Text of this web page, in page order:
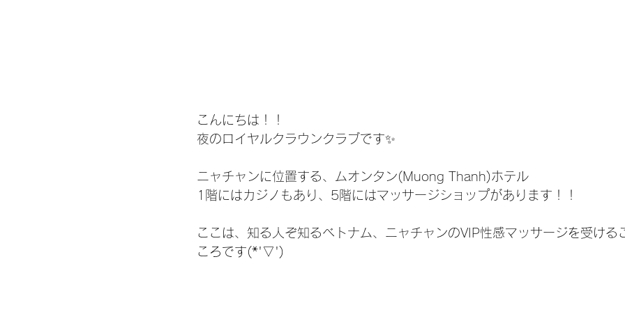
こんにちは！！
夜のロイヤルクラウンクラブです✨
ニャチャンに位置する、ムオンタン(Muong Thanh)ホテル
1階にはカジノもあり、5階にはマッサージショップがあります！！
ここは、知る人ぞ知るベトナム、ニャチャンのVIP性感マッサージを受ける
ころです(*'▽')